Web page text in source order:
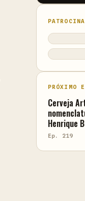
PRÓXIMO
Cerveja
Henrique
Ep. 219